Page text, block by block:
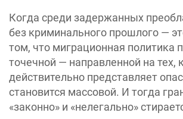
Когда среди задержанных
без криминального прошлого —
том, что миграционная политика
точечной — направленной на тех,
действительно представляет
становится массовой. И тогда
«законно» и «нелегально»